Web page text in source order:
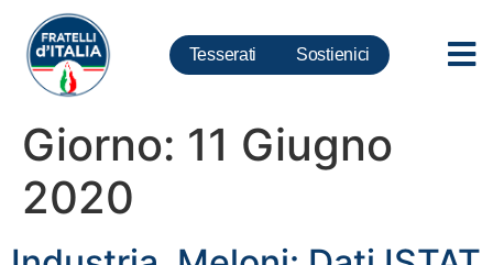
Tesserati Sostienici
Giorno: 11 Giugno
2020